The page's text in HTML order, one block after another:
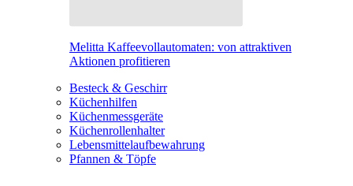
Melitta Kaffeevollautomaten: von attraktiven
Aktionen profitieren
Besteck & Geschirr
Küchenhilfen
Küchenmessgeräte
Küchenrollenhalter
Lebensmittelaufbewahrung
Pfannen & Töpfe